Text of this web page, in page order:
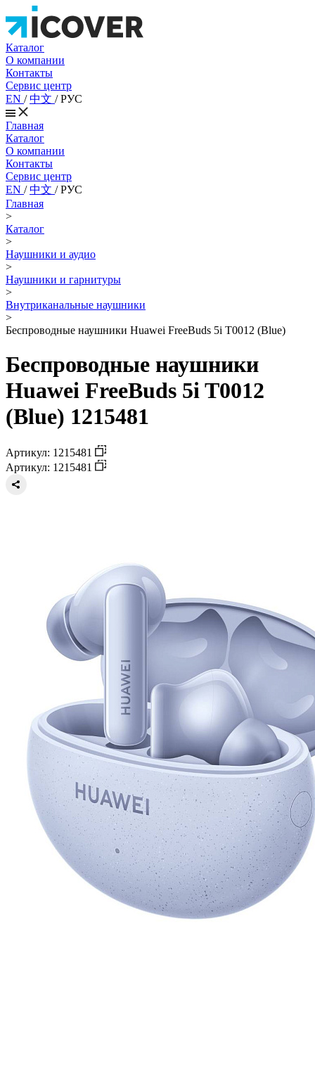
Каталог
О компании
Контакты
Сервис центр
EN /中文 /РУС
Главная
Каталог
О компании
Контакты
Сервис центр
EN /中文 /РУС
Главная
>
Каталог
>
Наушники и аудио
>
Наушники и гарнитуры
>
Внутриканальные наушники
>
Беспроводные наушники Huawei FreeBuds 5i T0012 (Blue)
Беспроводные наушники
Huawei FreeBuds 5i T0012
(Blue) 1215481
Артикул: 1215481
Артикул: 1215481